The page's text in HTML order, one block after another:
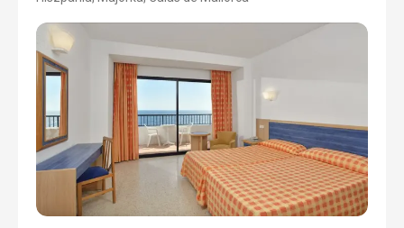
Wyżywienie 5,0/ 5
Zakwaterowanie
Okolica
Usługi 5,0/ 5
Cena 5,0/ 5
Plaża